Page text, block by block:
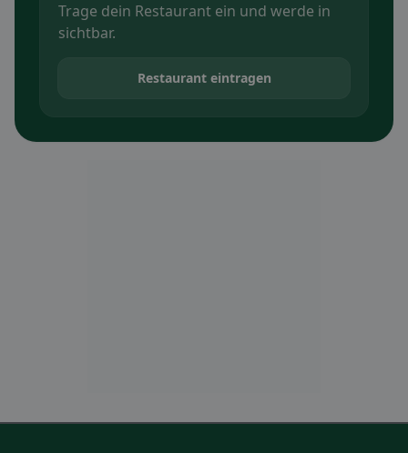
Trage dein Restaurant ein und werde in
sichtbar.
Restaurant eintragen